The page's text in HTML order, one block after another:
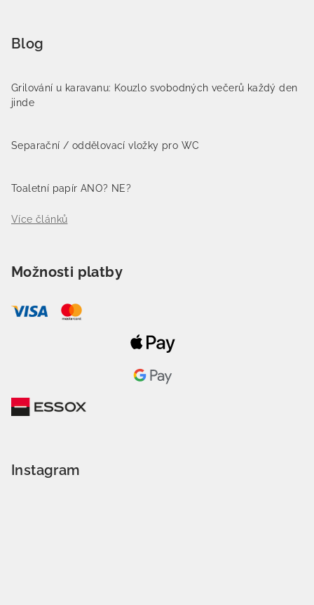
Blog
Grilování u karavanu: Kouzlo svobodných večerů každý den
jinde
Separační / oddělovací vložky pro WC
Toaletní papír ANO? NE?
Více článků
Možnosti platby
Instagram